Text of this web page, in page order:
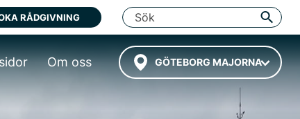
RÅDGIVNING
GÖTEBORG MAJORNA
Om oss